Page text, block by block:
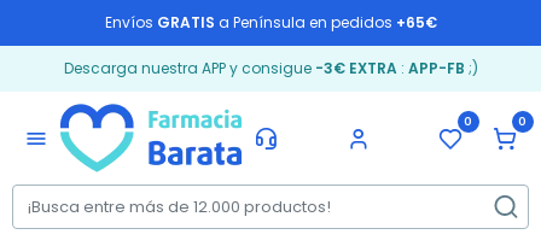
Envíos GRATIS a Península en pedidos +65€
Descarga nuestra APP y consigue -3€ EXTRA: APP-FB ;)
menu
0 0